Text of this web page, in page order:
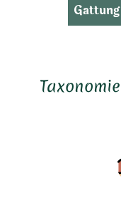
Gattung
Taxonomie